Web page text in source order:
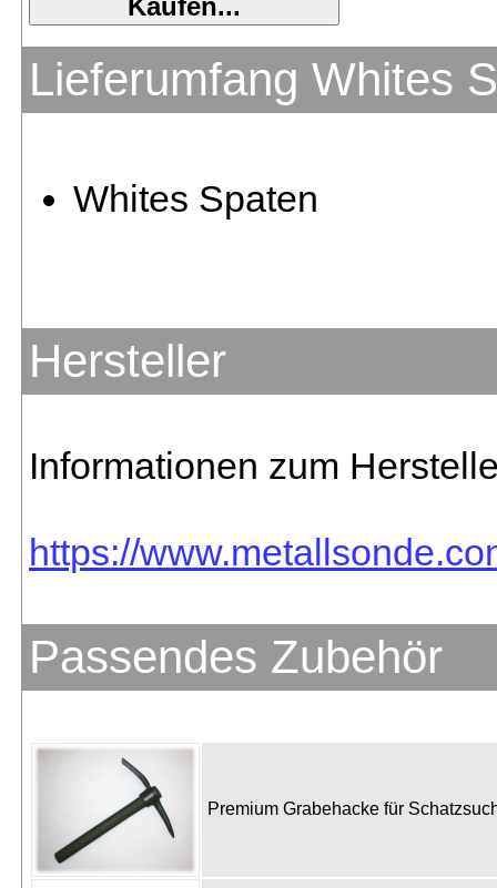
Lieferumfang Whites
Whites Spaten
Hersteller
Informationen zum
https://
Passendes Zubehör
Premium Grabehacke für